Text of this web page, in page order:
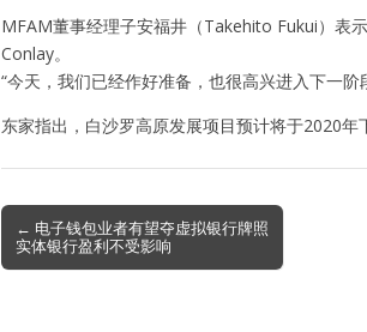
MFAM董事经理子安福井（Takehito Fukui）表
Conlay。
“今天，我们已经作好准备，也很高兴进入下一阶
东家指出，白沙罗高原发展项目预计将于2020年
Post
navigation
← 电子钱包业者有望夺虚拟银行牌照
实体银行盈利不受影响